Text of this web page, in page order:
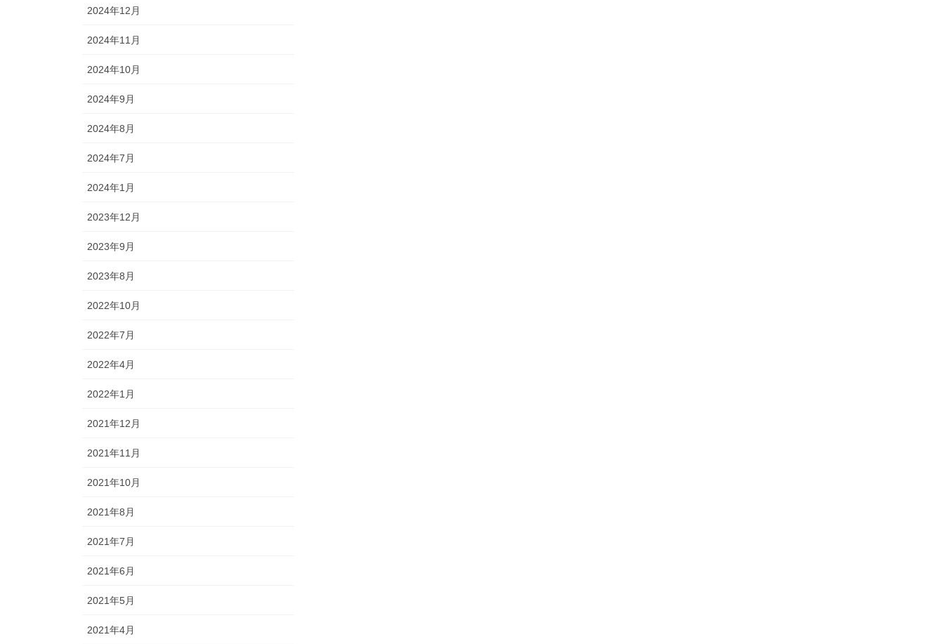
2024年12月
2024年11月
2024年10月
2024年9月
2024年8月
2024年7月
2024年1月
2023年12月
2023年9月
2023年8月
2022年10月
2022年7月
2022年4月
2022年1月
2021年12月
2021年11月
2021年10月
2021年8月
2021年7月
2021年6月
2021年5月
2021年4月